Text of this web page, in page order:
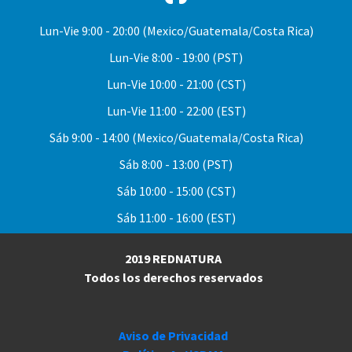
Lun-Vie 9:00 - 20:00 (Mexico/Guatemala/Costa Rica)
Lun-Vie 8:00 - 19:00 (PST)
Lun-Vie 10:00 - 21:00 (CST)
Lun-Vie 11:00 - 22:00 (EST)
Sáb 9:00 - 14:00 (Mexico/Guatemala/Costa Rica)
Sáb 8:00 - 13:00 (PST)
Sáb 10:00 - 15:00 (CST)
Sáb 11:00 - 16:00 (EST)
2019 REDNATURA
Todos los derechos reservados
Aviso de Privacidad